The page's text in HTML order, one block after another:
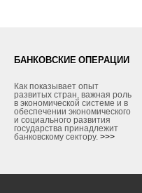
БАНКОВСКИЕ ОПЕРАЦИИ
Как показывает опыт
развитых стран, важная роль
в экономической системе и в
обеспечении экономического
и социального развития
государства принадлежит
банковскому сектору. >>>